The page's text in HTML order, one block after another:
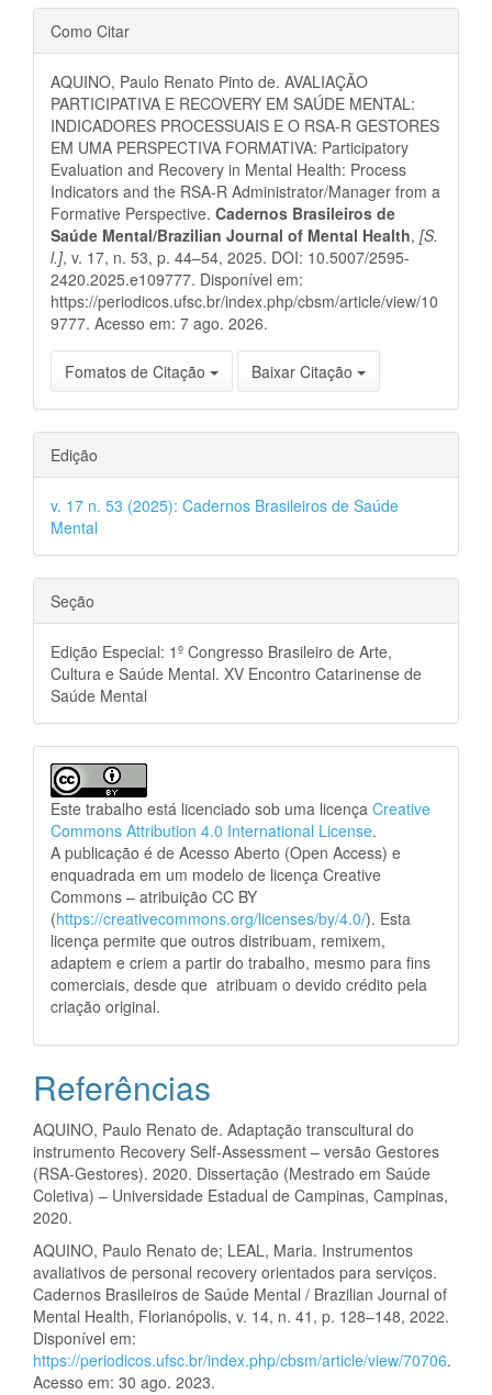
Detalhes
do
artigo
Como Citar
AQUINO, Paulo Renato Pinto de. AVALIAÇÃO
PARTICIPATIVA E RECOVERY EM SAÚDE MENTAL:
INDICADORES PROCESSUAIS E O RSA-R GESTORES
EM UMA PERSPECTIVA FORMATIVA: Participatory
Evaluation and Recovery in Mental Health: Process
Indicators and the RSA-R Administrator/Manager from a
Formative Perspective. Cadernos Brasileiros de
Saúde Mental/Brazilian Journal of Mental Health, [S.
l.], v. 17, n. 53, p. 44–54, 2025. DOI: 10.5007/2595-
2420.2025.e109777. Disponível em:
https://periodicos.ufsc.br/index.php/cbsm/article/view/10
9777. Acesso em: 7 ago. 2026.
Fomatos de Citação Baixar Citação
Edição
v. 17 n. 53 (2025): Cadernos Brasileiros de Saúde
Mental
Seção
Edição Especial: 1º Congresso Brasileiro de Arte,
Cultura e Saúde Mental. XV Encontro Catarinense de
Saúde Mental
Este trabalho está licenciado sob uma licença Creative
Commons Attribution 4.0 International License.
A publicação é de Acesso Aberto (Open Access) e
enquadrada em um modelo de licença Creative
Commons – atribuição CC BY
(https://creativecommons.org/licenses/by/4.0/). Esta
licença permite que outros distribuam, remixem,
adaptem e criem a partir do trabalho, mesmo para fins
comerciais, desde que atribuam o devido crédito pela
criação original.
Referências
AQUINO, Paulo Renato de. Adaptação transcultural do
instrumento Recovery Self-Assessment – versão Gestores
(RSA-Gestores). 2020. Dissertação (Mestrado em Saúde
Coletiva) – Universidade Estadual de Campinas, Campinas,
2020.
AQUINO, Paulo Renato de; LEAL, Maria. Instrumentos
avaliativos de personal recovery orientados para serviços.
Cadernos Brasileiros de Saúde Mental / Brazilian Journal of
Mental Health, Florianópolis, v. 14, n. 41, p. 128–148, 2022.
Disponível em:
https://periodicos.ufsc.br/index.php/cbsm/article/view/70706.
Acesso em: 30 ago. 2023.